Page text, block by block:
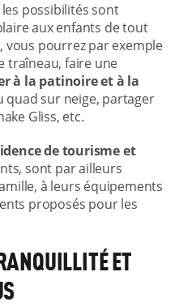
les possibilités sont
aux enfants de tout
vous pourrez par exemple
traîneau, faire une
à la patinoire et à la
quad sur neige, partager
Gliss, etc.
de tourisme et
sont par ailleurs
à leurs équipements
proposés pour les
ET